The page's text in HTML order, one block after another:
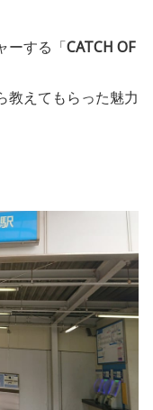
ーする「CATCH OF
教えてもらった魅力